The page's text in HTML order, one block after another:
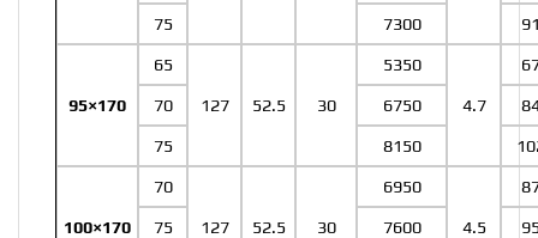
75 7300
95×170
65
127 52.5 30
5350
4.7
70 6750
75 8150
100×170
70
127 52.5 30
6950
4.5
75 7600